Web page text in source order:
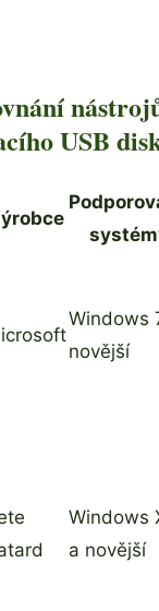
USB
Windows
novější
Windows
a novější